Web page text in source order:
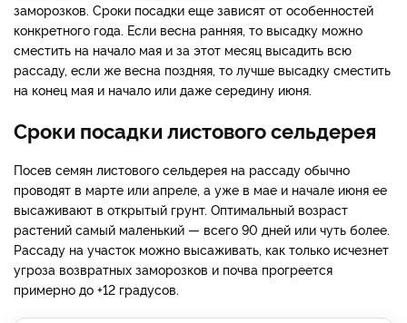
заморозков. Сроки посадки еще зависят от особенностей
конкретного года. Если весна ранняя, то высадку можно
сместить на начало мая и за этот месяц высадить всю
рассаду, если же весна поздняя, то лучше высадку сместить
на конец мая и начало или даже середину июня.
Сроки посадки листового сельдерея
Посев семян листового сельдерея на рассаду обычно
проводят в марте или апреле, а уже в мае и начале июня ее
высаживают в открытый грунт. Оптимальный возраст
растений самый маленький — всего 90 дней или чуть более.
Рассаду на участок можно высаживать, как только исчезнет
угроза возвратных заморозков и почва прогреется
примерно до +12 градусов.